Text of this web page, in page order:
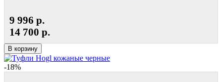
9 996 р.
14 700 р.
В корзину
-18%